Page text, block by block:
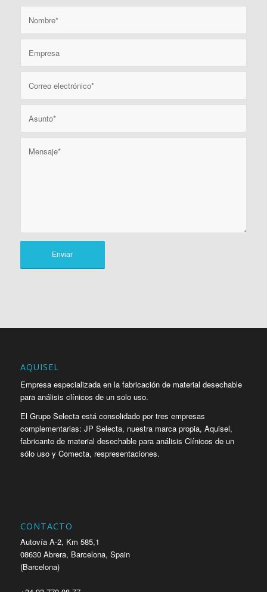
AQUISEL
Empresa especializada en la fabricación de material desechable
para análisis clínicos de un solo uso.
El Grupo Selecta está consolidado por tres empresas
complementarias: JP Selecta, nuestra marca propia, Aquisel,
fabricante de material desechable para análisis Clínicos de un
sólo uso y Comecta, respresentaciones.
CONTACTO
Autovía A-2, Km 585,1
08630 Abrera, Barcelona, Spain
(Barcelona)